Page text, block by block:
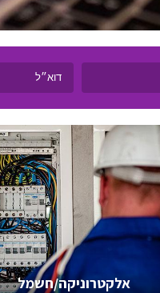
אלקטרוניקה/חשמל